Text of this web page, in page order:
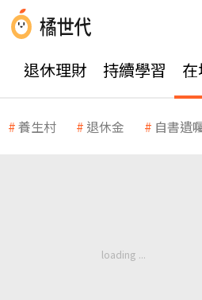
退休理財 持續學習
養生村 退休金 自書遺